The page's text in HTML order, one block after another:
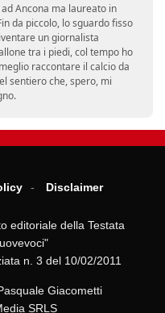
Ancona ma laureato in
da piccolo, lo sguardo fisso
un giornalista
tra i piedi, col tempo ho
raccontare il calcio da
sentiero che, spero, mi
Disclaimer
editoriale della Testata
n. 3 del 10/02/2011
Giacometti
SRLS